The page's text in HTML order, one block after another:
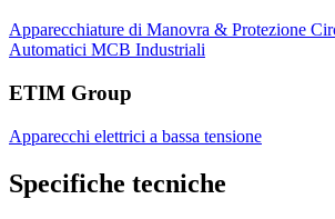
Apparecchiature di Manovra & Protezione
Automatici MCB Industriali
ETIM Group
Apparecchi elettrici a bassa tensione
Specifiche tecniche